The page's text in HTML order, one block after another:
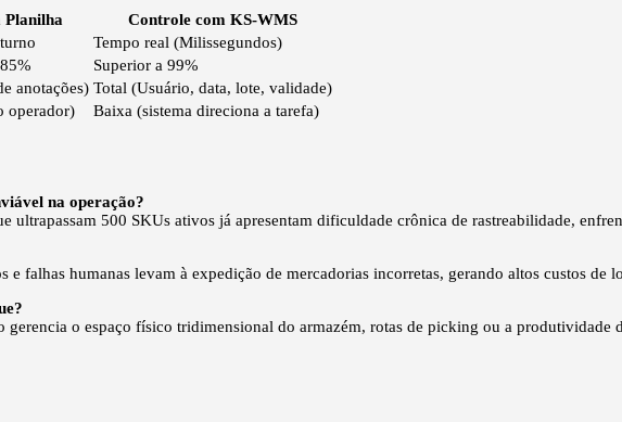
Planilha
Controle com KS-WMS
Tempo real (Milissegundos)
Superior a 99%
anotações) Total (Usuário, data, lote, validade)
operador) Baixa (sistema direciona a tarefa)
na operação?
ultrapassam 500 SKUs ativos já apresentam dificuldade crônica de rastreabilidade,
e falhas humanas levam à expedição de mercadorias incorretas, gerando altos custos de
gerencia o espaço físico tridimensional do armazém, rotas de picking ou a